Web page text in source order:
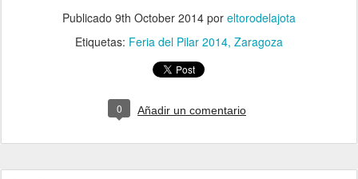
Publicado 9th October 2014 por eltorodelajota
Etiquetas: Feria del Pilar 2014 Zaragoza
0 Añadir un comentario